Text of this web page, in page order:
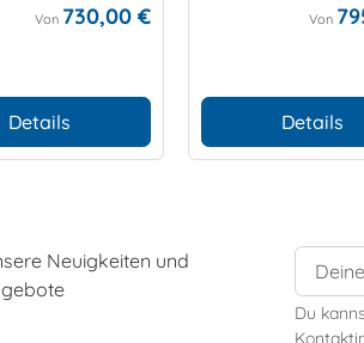
Von 730,00 €
Details
Von
Details
Neuigkeiten und
Du